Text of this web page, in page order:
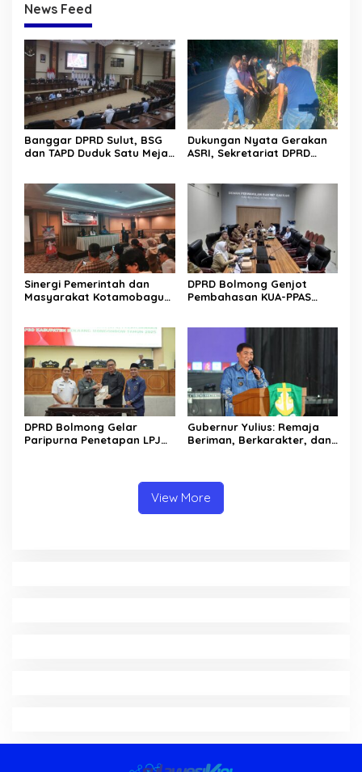
News Feed
Banggar DPRD Sulut, BSG
dan TAPD Duduk Satu Meja.
Dukungan Nyata Gerakan
ASRI, Sekretariat DPRD
Sinergi Pemerintah dan
Masyarakat Kotamobagu
DPRD Bolmong Genjot
Pembahasan KUA-PPAS
DPRD Bolmong Gelar
Paripurna Penetapan LPJ
Gubernur Yulius: Remaja
Beriman, Berkarakter, dan
View More